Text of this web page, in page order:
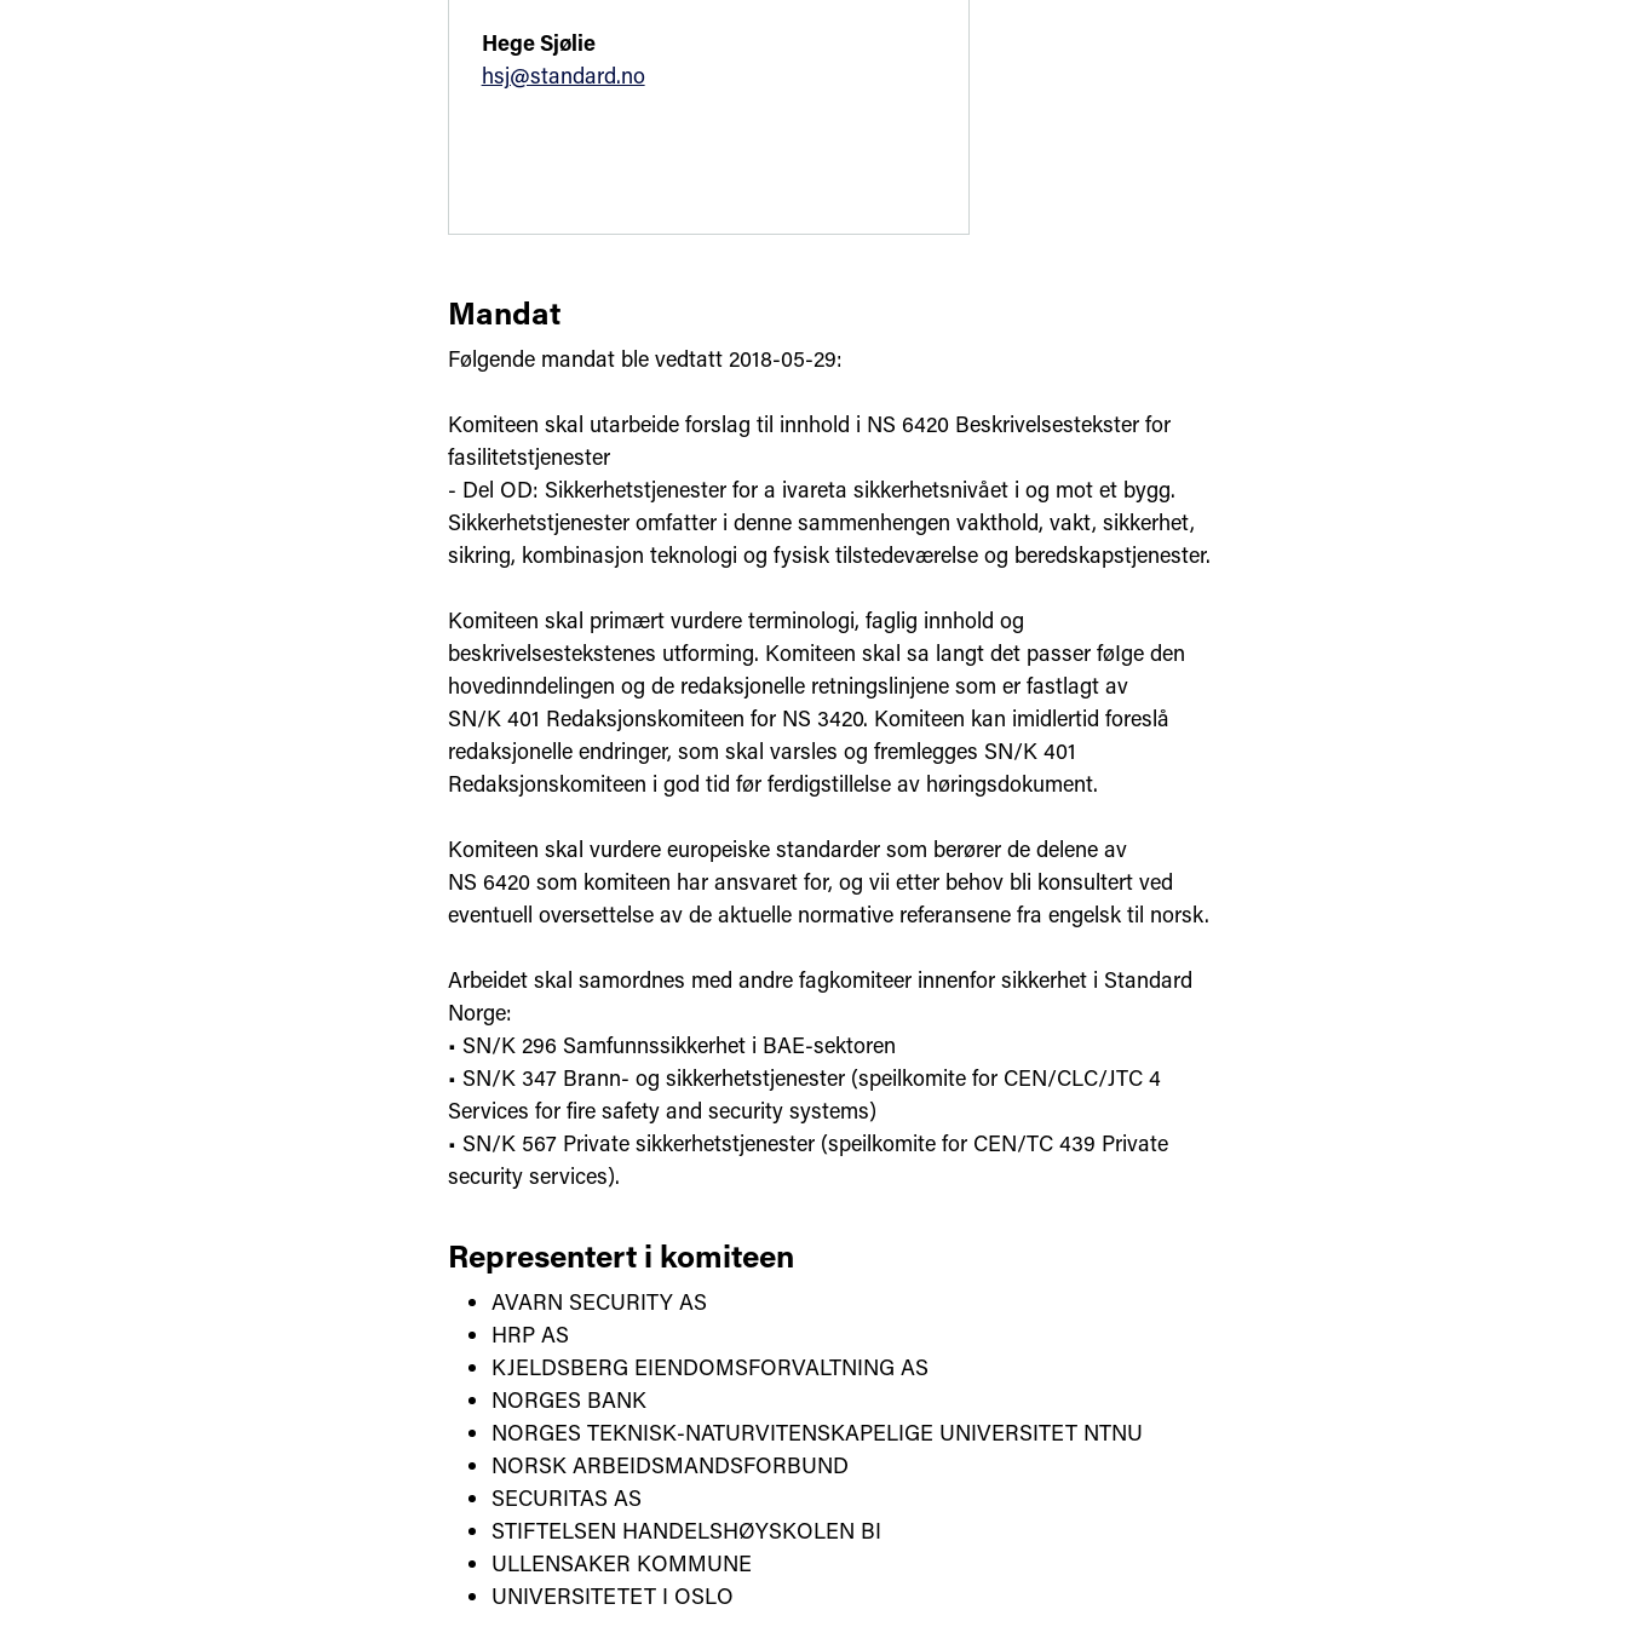
Hege Sjølie
hsj@standard.no
Mandat
Følgende mandat ble vedtatt 2018-05-29:
Komiteen skal utarbeide forslag til innhold i NS 6420 Beskrivelsestekster for
fasilitetstjenester
- Del OD: Sikkerhetstjenester for a ivareta sikkerhetsnivået i og mot et bygg.
Sikkerhetstjenester omfatter i denne sammenhengen vakthold, vakt, sikkerhet,
sikring, kombinasjon teknologi og fysisk tilstedeværelse og beredskapstjenester.
Komiteen skal primært vurdere terminologi, faglig innhold og
beskrivelsestekstenes utforming. Komiteen skal sa langt det passer føIge den
hovedinndelingen og de redaksjonelle retningslinjene som er fastlagt av
SN/K 401 Redaksjonskomiteen for NS 3420. Komiteen kan imidlertid foreslå
redaksjonelle endringer, som skal varsles og fremlegges SN/K 401
Redaksjonskomiteen i god tid før ferdigstillelse av høringsdokument.
Komiteen skal vurdere europeiske standarder som berører de delene av
NS 6420 som komiteen har ansvaret for, og vii etter behov bli konsultert ved
eventuell oversettelse av de aktuelle normative referansene fra engelsk til norsk.
Arbeidet skal samordnes med andre fagkomiteer innenfor sikkerhet i Standard
Norge:
• SN/K 296 Samfunnssikkerhet i BAE-sektoren
• SN/K 347 Brann- og sikkerhetstjenester (speilkomite for CEN/CLC/JTC 4
Services for fire safety and security systems)
• SN/K 567 Private sikkerhetstjenester (speilkomite for CEN/TC 439 Private
security services).
Representert i komiteen
AVARN SECURITY AS
HRP AS
KJELDSBERG EIENDOMSFORVALTNING AS
NORGES BANK
NORGES TEKNISK-NATURVITENSKAPELIGE UNIVERSITET NTNU
NORSK ARBEIDSMANDSFORBUND
SECURITAS AS
STIFTELSEN HANDELSHØYSKOLEN BI
ULLENSAKER KOMMUNE
UNIVERSITETET I OSLO